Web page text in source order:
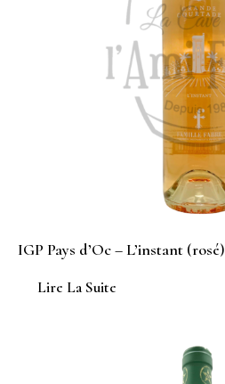
IGP Pays d’Oc – L’instant (rosé)
Lire La Suite